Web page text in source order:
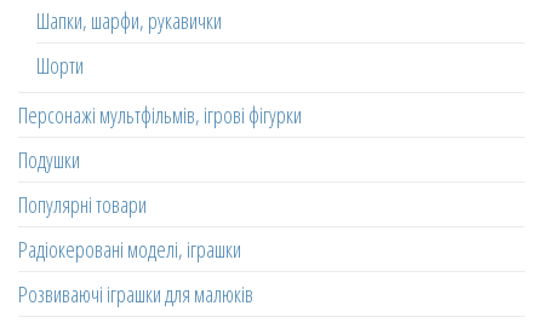
Шапки, шарфи, рукавички
Шорти
Персонажі мультфільмів, ігрові фігурки
Подушки
Популярні товари
Радіокеровані моделі, іграшки
Розвиваючі іграшки для малюків